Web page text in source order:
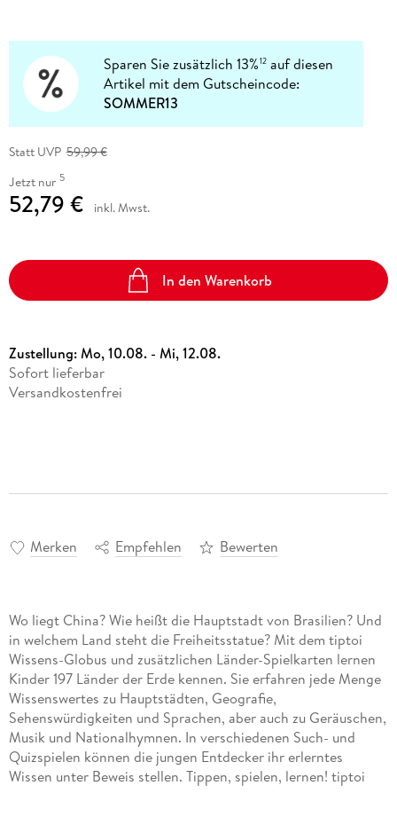
Sparen Sie zusätzlich 13%12 auf diesen
Artikel mit dem Gutscheincode:
SOMMER13
Statt UVP 59,99 €
Jetzt nur 5
52,79 € inkl. Mwst.
In den Warenkorb
Zustellung:Mo, 10.08. - Mi, 12.08.
Sofort lieferbar
Versandkostenfrei
Merken Empfehlen Bewerten
Wo liegt China? Wie heißt die Hauptstadt von Brasilien? Und
in welchem Land steht die Freiheitsstatue? Mit dem tiptoi
Wissens-Globus und zusätzlichen Länder-Spielkarten lernen
Kinder 197 Länder der Erde kennen. Sie erfahren jede Menge
Wissenswertes zu Hauptstädten, Geografie,
Sehenswürdigkeiten und Sprachen, aber auch zu Geräuschen,
Musik und Nationalhymnen. In verschiedenen Such- und
Quizspielen können die jungen Entdecker ihr erlerntes
Wissen unter Beweis stellen. Tippen, spielen, lernen! tiptoi